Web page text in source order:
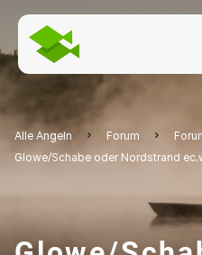
Alle Angeln Forum
Glowe/Schabe oder Nordstrand